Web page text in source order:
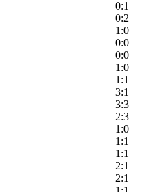
0:1
0:2
1:0
0:0
0:0
1:0
1:1
3:1
3:3
2:3
1:0
1:1
1:1
2:1
2:1